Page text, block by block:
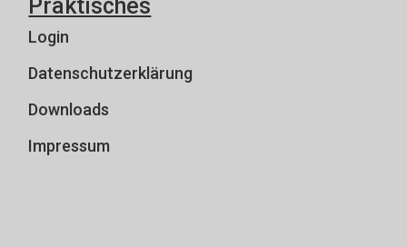
Praktisches
Login
Datenschutzerklärung
Downloads
Impressum